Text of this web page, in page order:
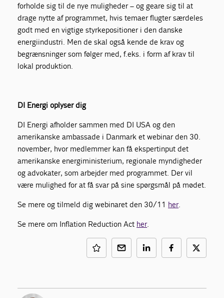
forholde sig til de nye muligheder – og geare sig til at
drage nytte af programmet, hvis temaer flugter særdeles
godt med en vigtige styrkepositioner i den danske
energiindustri. Men de skal også kende de krav og
begrænsninger som følger med, f.eks. i form af krav til
lokal produktion.
DI Energi oplyser dig
DI Energi afholder sammen med DI USA og den
amerikanske ambassade i Danmark et webinar den 30.
november, hvor medlemmer kan få ekspertinput det
amerikanske energiministerium, regionale myndigheder
og advokater, som arbejder med programmet. Der vil
være mulighed for at få svar på sine spørgsmål på mødet.
Se mere og tilmeld dig webinaret den 30/11 her.
Se mere om Inflation Reduction Act her.